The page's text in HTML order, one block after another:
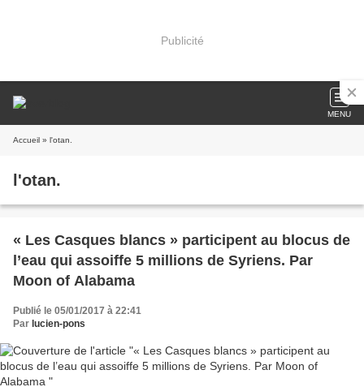
Publicité
MENU
Accueil » l'otan.
l'otan.
« Les Casques blancs » participent au blocus de
l’eau qui assoiffe 5 millions de Syriens. Par
Moon of Alabama
Publié le 05/01/2017 à 22:41
Par lucien-pons